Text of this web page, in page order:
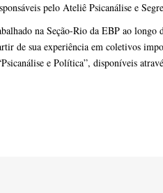
pelo Ateliê Psicanálise e
na Seção-Rio da EBP ao
de sua experiência em coletivos
e Política”, disponíveis